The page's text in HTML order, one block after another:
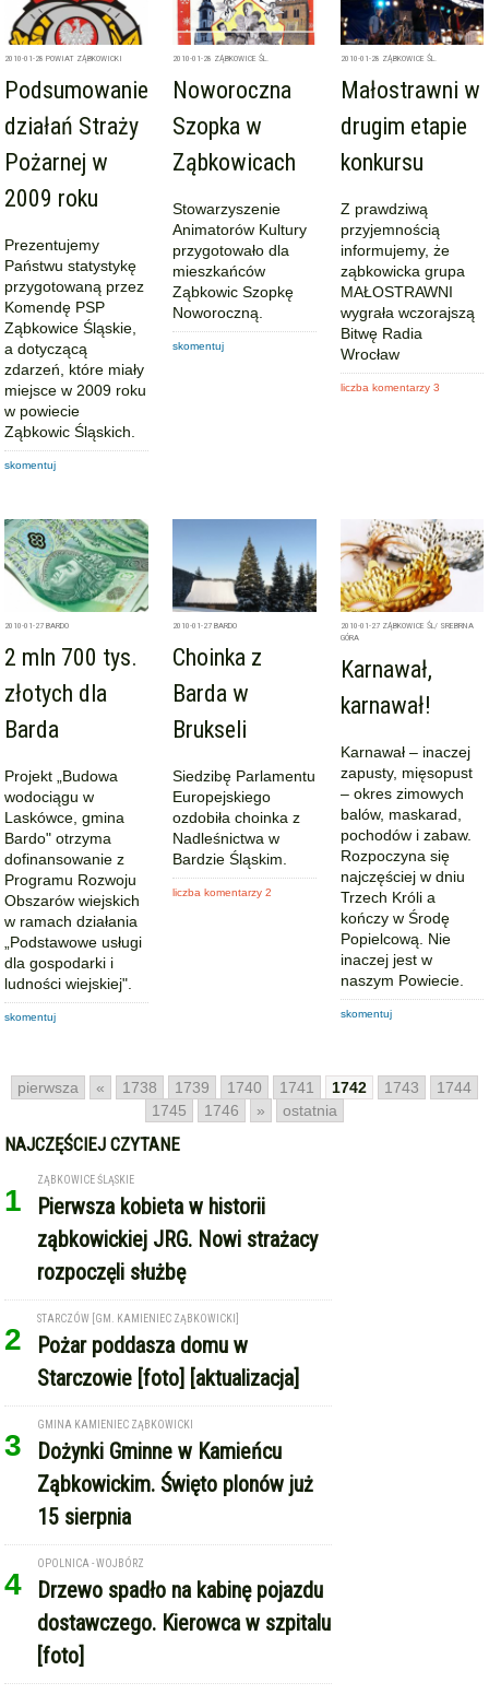
2010-01-28 POWIAT ZĄBKOWICKI
Podsumowanie
działań Straży
Pożarnej w
2009 roku
Prezentujemy
Państwu statystykę
przygotowaną przez
Komendę PSP
Ząbkowice Śląskie,
a dotyczącą
zdarzeń, które miały
miejsce w 2009 roku
w powiecie
Ząbkowic Śląskich.
skomentuj
2010-01-28 ZĄBKOWICE ŚL.
Noworoczna
Szopka w
Ząbkowicach
Stowarzyszenie
Animatorów Kultury
przygotowało dla
mieszkańców
Ząbkowic Szopkę
Noworoczną.
skomentuj
2010-01-28 ZĄBKOWICE ŚL.
Małostrawni w
drugim etapie
konkursu
Z prawdziwą
przyjemnością
informujemy, że
ząbkowicka grupa
MAŁOSTRAWNI
wygrała wczorajszą
Bitwę Radia
Wrocław
liczba komentarzy 3
2010-01-27 BARDO
2 mln 700 tys.
złotych dla
Barda
Projekt „Budowa
wodociągu w
Laskówce, gmina
Bardo" otrzyma
dofinansowanie z
Programu Rozwoju
Obszarów wiejskich
w ramach działania
„Podstawowe usługi
dla gospodarki i
ludności wiejskiej".
skomentuj
2010-01-27 BARDO
Choinka z
Barda w
Brukseli
Siedzibę Parlamentu
Europejskiego
ozdobiła choinka z
Nadleśnictwa w
Bardzie Śląskim.
liczba komentarzy 2
2010-01-27 ZĄBKOWICE ŚL/ SREBRNA
GÓRA
Karnawał,
karnawał!
Karnawał – inaczej
zapusty, mięsopust
– okres zimowych
balów, maskarad,
pochodów i zabaw.
Rozpoczyna się
najczęściej w dniu
Trzech Króli a
kończy w Środę
Popielcową. Nie
inaczej jest w
naszym Powiecie.
skomentuj
pierwsza « 1738 1739 1740 1741 1742 1743
1744
1745
1746 » ostatnia
NAJCZĘŚCIEJ CZYTANE
1
ZĄBKOWICE ŚLĄSKIE
Pierwsza kobieta w historii
ząbkowickiej JRG. Nowi strażacy
rozpoczęli służbę
2
STARCZÓW [GM. KAMIENIEC ZĄBKOWICKI]
Pożar poddasza domu w
Starczowie [foto] [aktualizacja]
3
GMINA KAMIENIEC ZĄBKOWICKI
Dożynki Gminne w Kamieńcu
Ząbkowickim. Święto plonów już
15 sierpnia
4
OPOLNICA - WOJBÓRZ
Drzewo spadło na kabinę pojazdu
dostawczego. Kierowca w szpitalu
[foto]